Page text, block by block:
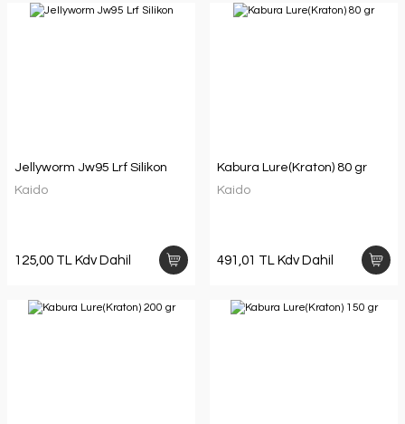
Jellyworm Jw95 Lrf Silikon
Kaido
125,00 TL Kdv Dahil
Kabura Lure(Kraton) 80 gr
Kaido
491,01 TL Kdv Dahil